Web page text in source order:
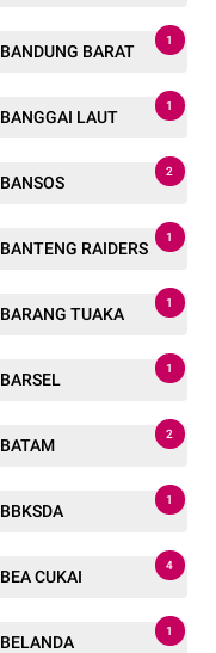
BANDUNG BARAT
1
BANGGAI LAUT
1
BANSOS
2
BANTENG RAIDERS
1
BARANG TUAKA
1
BARSEL
1
BATAM
2
BBKSDA
1
BEA CUKAI
4
BELANDA
1